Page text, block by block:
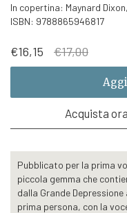
In copertina: Maynard
ISBN: 9788865946817
€17,00Il
prezzo
originale
era:
€17,00.
€16,15
Il
prezzo
attuale
€16,15.
Acquista
Pubblicato per la prima
piccola gemma che
dalla Grande
prima persona, con la